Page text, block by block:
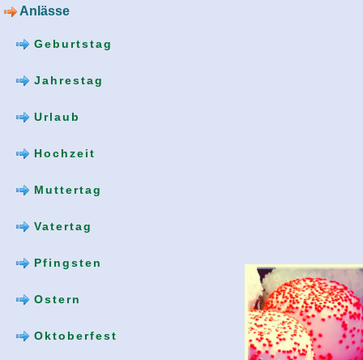
Anlässe
Geburtstag
Jahrestag
Urlaub
Hochzeit
Muttertag
Vatertag
Pfingsten
Ostern
Oktoberfest